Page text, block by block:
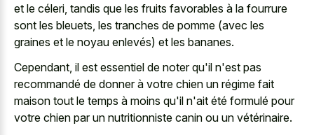
et le céleri, tandis que les fruits favorables à la fourrure
sont les bleuets, les tranches de pomme (avec les
graines et le noyau enlevés) et les bananes.
Cependant, il est essentiel de noter qu'il n'est pas
recommandé de donner à votre chien un régime fait
maison tout le temps à moins qu'il n'ait été formulé pour
votre chien par un nutritionniste canin ou un vétérinaire.